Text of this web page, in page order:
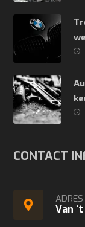
CONTACT
ADRES
Van